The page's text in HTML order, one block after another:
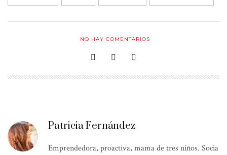
NO HAY COMENTARIOS
Patricia Fernández
Emprendedora, proactiva, mama de tres niños. Socia